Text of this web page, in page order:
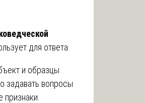
для ответа.
и образцы
задавать вопросы